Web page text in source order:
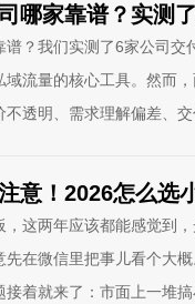
哪家靠谱？实测
谱？我们实测了6家公司
域流量的核心工具。然而
透明、需求理解偏差、
意！2026怎么选
，这两年应该都能感觉到
在微信里把事儿看个大
着就来了：市面上一堆搞